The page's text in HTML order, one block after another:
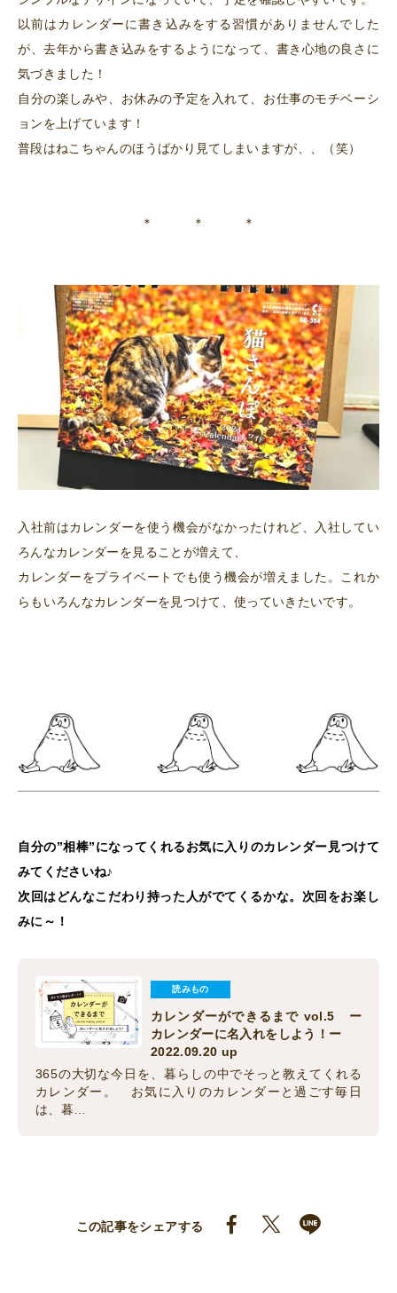
以前はカレンダーに書き込みをする習慣がありませんでした
が、去年から書き込みをするようになって、書き心地の良さに
気づきました！
自分の楽しみや、お休みの予定を入れて、お仕事のモチベーシ
ョンを上げています！
普段はねこちゃんのほうばかり見てしまいますが、、（笑）
＊ ＊ ＊
入社前はカレンダーを使う機会がなかったけれど、入社してい
ろんなカレンダーを見ることが増えて、
カレンダーをプライベートでも使う機会が増えました。これか
らもいろんなカレンダーを見つけて、使っていきたいです。
自分の”相棒”になってくれるお気に入りのカレンダー見つけて
みてくださいね♪
次回はどんなこだわり持った人がでてくるかな。次回をお楽し
みに～！
読みもの
カレンダーができるまで vol.5 ー
カレンダーに名入れをしよう！ー
2022.09.20 up
365の大切な今日を、暮らしの中でそっと教えてくれる
カレンダー。 お気に入りのカレンダーと過ごす毎日
は、暮…
この記事をシェアする